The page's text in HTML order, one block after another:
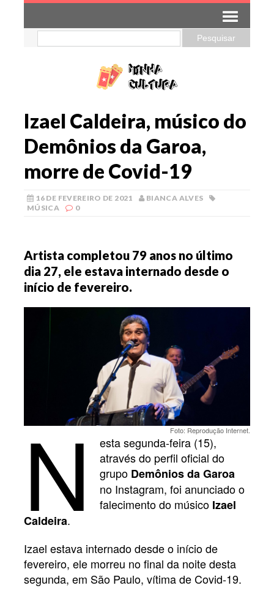
Izael Caldeira, músico do
Demônios da Garoa,
morre de Covid-19
16 DE FEVEREIRO DE 2021
BIANCA ALVES
MÚSICA
0
Artista completou 79 anos no último
dia 27, ele estava internado desde o
início de fevereiro.
Foto: Reprodução Internet.
N esta segunda-feira (15),
através do perfil oficial do
grupo Demônios da Garoa
no Instagram, foi anunciado o
falecimento do músico Izael
Caldeira.
Izael estava internado desde o início de
fevereiro, ele morreu no final da noite desta
segunda, em São Paulo, vítima de Covid-19.